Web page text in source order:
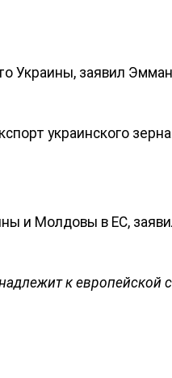
Украины, заявил
украинского
и Молдовы в ЕС,
к европейской